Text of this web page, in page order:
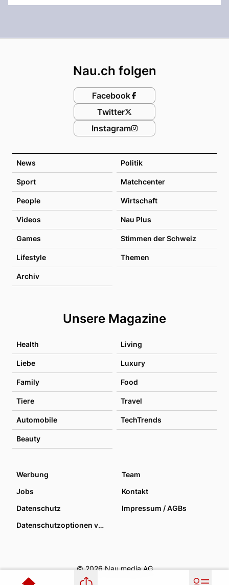
News Politik
Sport Matchcenter
People Wirtschaft
Videos Nau Plus
Games Stimmen der Schweiz
Lifestyle Themen
Archiv
Unsere Magazine
Health Living
Liebe Luxury
Family Food
Tiere Travel
Automobile TechTrends
Beauty
Nau.ch folgen
Facebook
Twitter
Instagram
Werbung
Team
Jobs
Kontakt
Datenschutz
Impressum / AGBs
Datenschutzoptionen verwalten
© 2026 Nau media AG